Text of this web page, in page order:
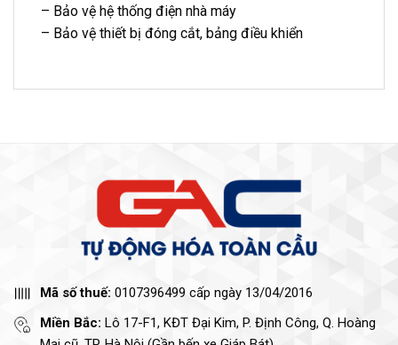
– Bảo vệ hệ thống điện nhà máy
– Bảo vệ thiết bị đóng cắt, bảng điều khiển
Mã số thuế: 0107396499 cấp ngày 13/04/2016
Miền Bắc: Lô 17-F1, KĐT Đại Kim, P. Định Công, Q. Hoàng